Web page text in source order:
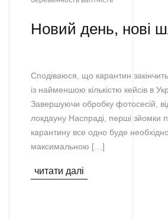
Новий день, нові
Сподіваюся, що карантин
із найменшою кількістю кейсів в
Завершуючи обробку фотосесій,
локдауну Наспраді, перші зйомки
карантину все одно буде
максимальною […]
читати далі